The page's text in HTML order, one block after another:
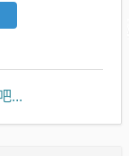
...